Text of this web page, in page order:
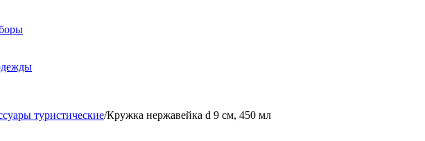
туристические/Кружка нержавейка d 9 см, 450 мл